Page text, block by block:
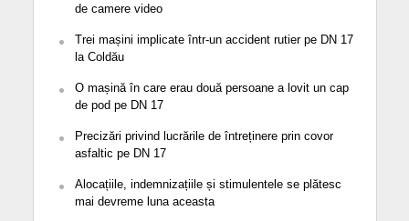
de camere video
Trei mașini implicate într-un accident rutier pe DN 17
la Coldău
O mașină în care erau două persoane a lovit un cap
de pod pe DN 17
Precizări privind lucrările de întreținere prin covor
asfaltic pe DN 17
Alocațiile, indemnizațiile și stimulentele se plătesc
mai devreme luna aceasta